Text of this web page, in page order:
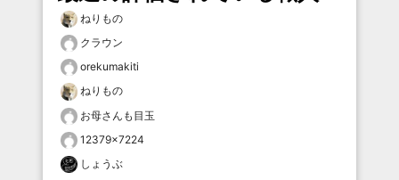
ねりもの
クラウン
orekumakiti
ねりもの
お母さんも目玉
12379×7224
しょうぶ